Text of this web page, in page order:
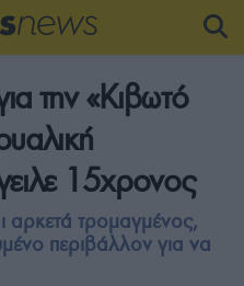
την «Κιβωτό
15χρονος
αρκετά τρομαγμένος,
περιβάλλον για να